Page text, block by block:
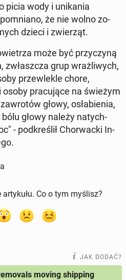
picia wody i uni­ka­nia
że nie wolno zo­
dzieci i zwie­rząt.
może być przy­czy­ną
grup wraż­li­wych,
prze­wle­kle chore,
pra­cu­ją­ce na świeżym
głowy, osła­bie­nia,
głowy należy na­tych­
- pod­kre­ślił Chor­wac­ki In­
Co o tym myślisz?
JAK DODAĆ?
moving shipping